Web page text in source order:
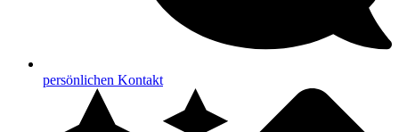
persönlichen Kontakt